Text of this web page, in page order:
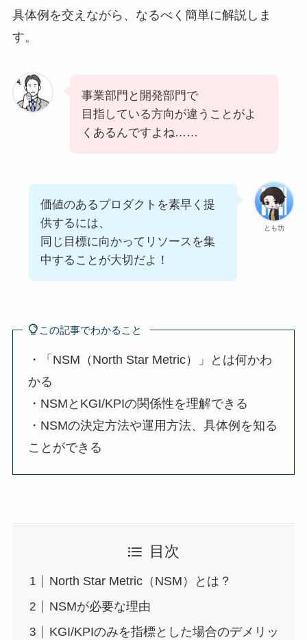
具体例を交えながら、なるべく簡単に解説しま
す。
事業部門と開発部門で
目指している方向が違うことがよ
くあるんですよね……
とも坊
価値のあるプロダクトを素早く提
供するには、
同じ目標に向かってリソースを集
中することが大切だよ！
この記事でわかること
・「NSM（North Star Metric）」とは何かわ
かる
・NSMとKGI/KPIの関係性を理解できる
・NSMの決定方法や運用方法、具体例を知る
ことができる
目次
North Star Metric（NSM）とは？
NSMが必要な理由
KGI/KPIのみを指標とした場合のデメリッ